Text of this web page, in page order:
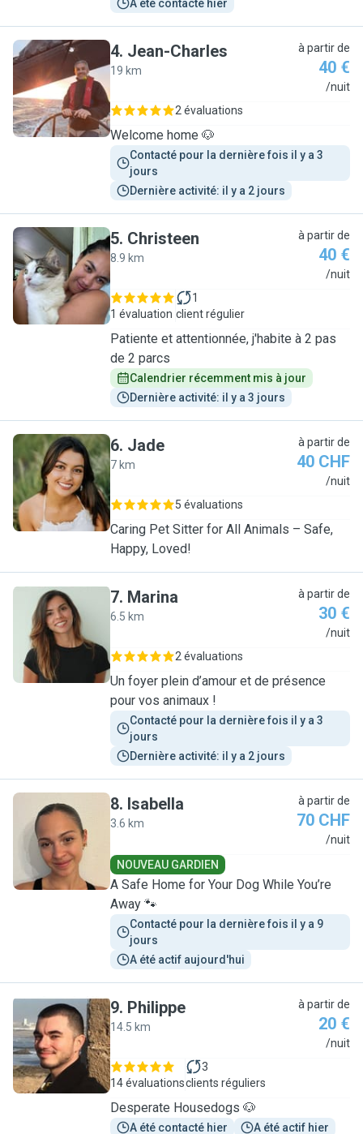
A été contacté hier
J
4. Jean-Charles
19 km
à partir de
40 €
/nuit
2 évaluations
Welcome home 🐶
Contacté pour la dernière fois il y a 3
jours
Dernière activité: il y a 2 jours
C
5. Christeen
8.9 km
à partir de
40 €
/nuit
1 évaluation
1
client régulier
Patiente et attentionnée, j'habite à 2 pas
de 2 parcs
Calendrier récemment mis à jour
Dernière activité: il y a 3 jours
J
6. Jade
7 km
à partir de
40 CHF
/nuit
5 évaluations
Caring Pet Sitter for All Animals – Safe,
Happy, Loved!
M
7. Marina
6.5 km
à partir de
30 €
/nuit
2 évaluations
Un foyer plein d’amour et de présence
pour vos animaux !
Contacté pour la dernière fois il y a 3
jours
Dernière activité: il y a 2 jours
I
8. Isabella
3.6 km
à partir de
70 CHF
/nuit
NOUVEAU GARDIEN
A Safe Home for Your Dog While You’re
Away 🐾
Contacté pour la dernière fois il y a 9
jours
A été actif aujourd'hui
P
9. Philippe
14.5 km
à partir de
20 €
/nuit
14 évaluations
3
clients réguliers
Desperate Housedogs 🐶
A été contacté hier A été actif hier